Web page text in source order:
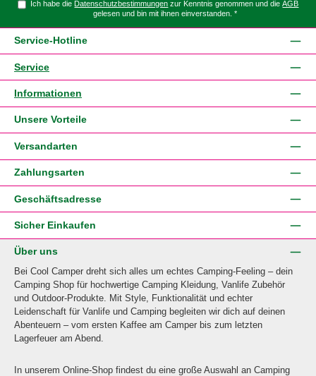
Ich habe dieDatenschutzbestimmungen zur Kenntnis genommen und dieAGB
gelesen und bin mit ihnen einverstanden. *
Service-Hotline
Service
Informationen
Unsere Vorteile
Versandarten
Zahlungsarten
Geschäftsadresse
Sicher Einkaufen
Über uns
Bei Cool Camper dreht sich alles um echtes Camping-Feeling – dein
Camping Shop für hochwertige Camping Kleidung, Vanlife Zubehör
und Outdoor-Produkte. Mit Style, Funktionalität und echter
Leidenschaft für Vanlife und Camping begleiten wir dich auf deinen
Abenteuern – vom ersten Kaffee am Camper bis zum letzten
Lagerfeuer am Abend.
In unserem Online-Shop findest du eine große Auswahl an Camping